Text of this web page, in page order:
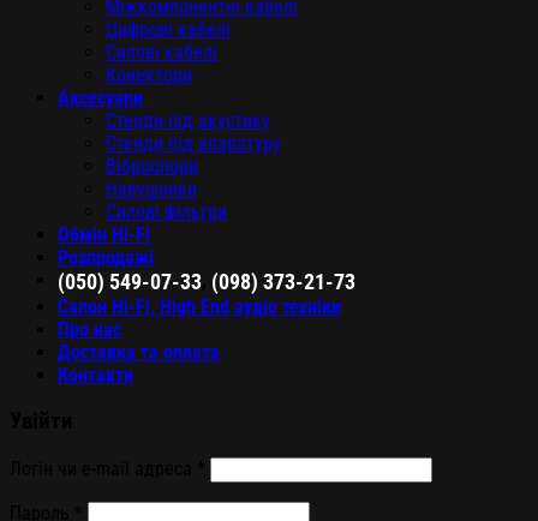
Міжкомпонентні кабелі
Цифрові кабелі
Силові кабелі
Конектори
Аксесуари
Стенди під акустику
Стенди під апаратуру
Віброопори
Навушники
Силові фільтри
Обмін Hi-Fi
Розпродажі
(050) 549-07-33 (098) 373-21-73
Салон Hi-Fi, High End аудіо техніки
Про нас
Доставка та оплата
Контакти